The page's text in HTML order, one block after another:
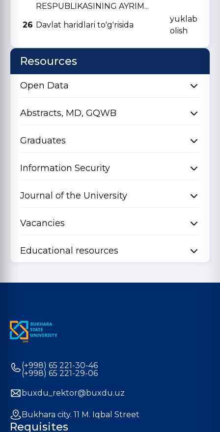
RЕSPUBLIKASINING AYRIM...
26 Davlat haridlari to'g'risida
yuklab
olish
Resources
Open Data
Abstracts, MD, GQWB
Graduates
Information Security
Journal of the University
Vacancies
Educational resources
(+998) 65 221-30-46
(+998) 65 221-29-06
buxdu_rektor@buxdu.uz
Bukhara city. 11 M. Iqbal Street
Requisites